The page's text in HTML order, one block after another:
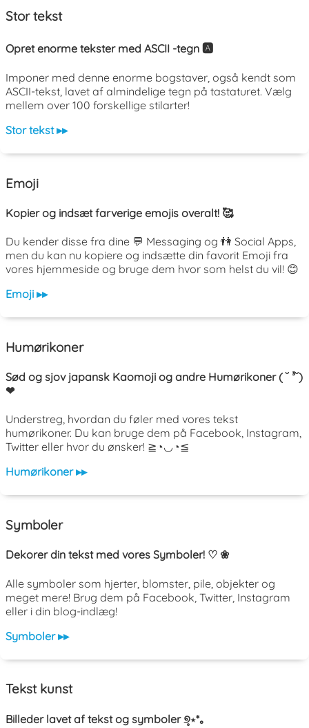
Stor tekst
Opret enorme tekster med ASCII -tegn 🅰️
Imponer med denne enorme bogstaver, også kendt som
ASCII-tekst, lavet af almindelige tegn på tastaturet. Vælg
mellem over 100 forskellige stilarter!
Stor tekst ▸▸
Emoji
Kopier og indsæt farverige emojis overalt! 🥰
Du kender disse fra dine 💬 Messaging og 👫 Social Apps,
men du kan nu kopiere og indsætte din favorit Emoji fra
vores hjemmeside og bruge dem hvor som helst du vil! 😊
Emoji ▸▸
Humørikoner
Sød og sjov japansk Kaomoji og andre Humørikoner ( ˘ ³˘)
❤
Understreg, hvordan du føler med vores tekst
humørikoner. Du kan bruge dem på Facebook, Instagram,
Twitter eller hvor du ønsker! ≧◔◡◔≦
Humørikoner ▸▸
Symboler
Dekorer din tekst med vores Symboler! ♡ ❀
Alle symboler som hjerter, blomster, pile, objekter og
meget mere! Brug dem på Facebook, Twitter, Instagram
eller i din blog-indlæg!
Symboler ▸▸
Tekst kunst
Billeder lavet af tekst og symboler ୭̥⋆*｡